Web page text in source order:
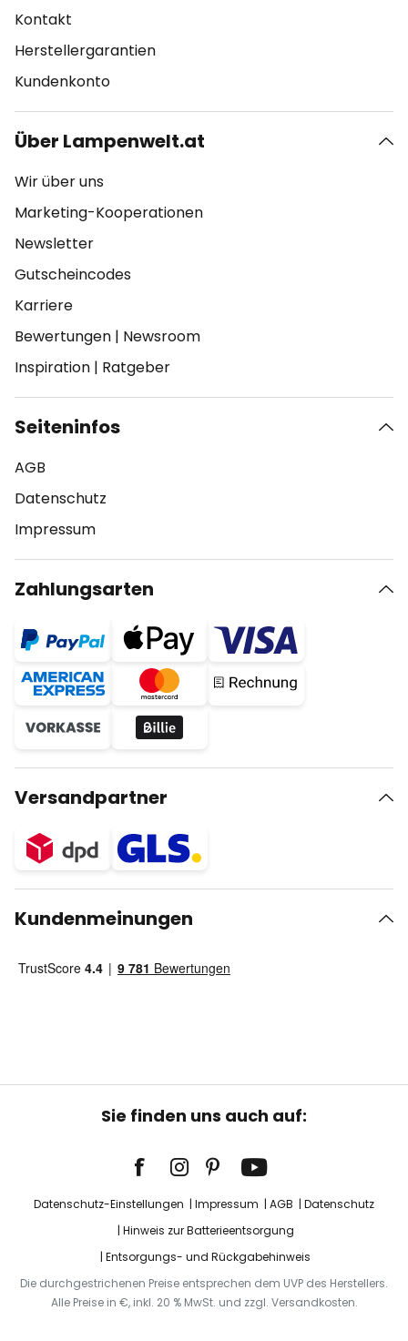
Kontakt
Herstellergarantien
Kundenkonto
Über Lampenwelt.at
Wir über uns
Marketing-Kooperationen
Newsletter
Gutscheincodes
Karriere
Bewertungen | Newsroom
Inspiration | Ratgeber
Seiteninfos
AGB
Datenschutz
Impressum
Zahlungsarten
Versandpartner
Kundenmeinungen
Sie finden uns auch auf:
Datenschutz-Einstellungen Impressum AGB
Datenschutz
Hinweis zur Batterieentsorgung
Entsorgungs- und Rückgabehinweis
Die durchgestrichenen Preise entsprechen dem UVP des Herstellers.
Alle Preise in €, inkl. 20 % MwSt. und zzgl. Versandkosten.